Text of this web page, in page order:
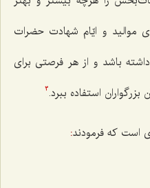
موالید و ایّام شهادت حضرات
باشد و از هر فرصتی برای
استفاده ببرد.3
است که فرمودند: